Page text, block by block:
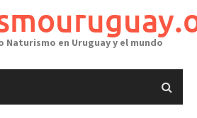
Naturismo en Uruguay y el mundo